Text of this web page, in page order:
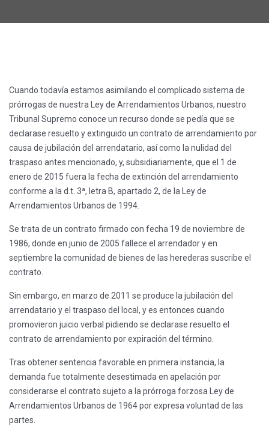
Cuando todavía estamos asimilando el complicado sistema de
prórrogas de nuestra Ley de Arrendamientos Urbanos, nuestro
Tribunal Supremo conoce un recurso donde se pedía que se
declarase resuelto y extinguido un contrato de arrendamiento por
causa de jubilación del arrendatario, así como la nulidad del
traspaso antes mencionado, y, subsidiariamente, que el 1 de
enero de 2015 fuera la fecha de extinción del arrendamiento
conforme a la d.t. 3ª, letra B, apartado 2, de la Ley de
Arrendamientos Urbanos de 1994.
Se trata de un contrato firmado con fecha 19 de noviembre de
1986, donde en junio de 2005 fallece el arrendador y en
septiembre la comunidad de bienes de las herederas suscribe el
contrato.
Sin embargo, en marzo de 2011 se produce la jubilación del
arrendatario y el traspaso del local, y es entonces cuando
promovieron juicio verbal pidiendo se declarase resuelto el
contrato de arrendamiento por expiración del término.
Tras obtener sentencia favorable en primera instancia, la
demanda fue totalmente desestimada en apelación por
considerarse el contrato sujeto a la prórroga forzosa Ley de
Arrendamientos Urbanos de 1964 por expresa voluntad de las
partes.